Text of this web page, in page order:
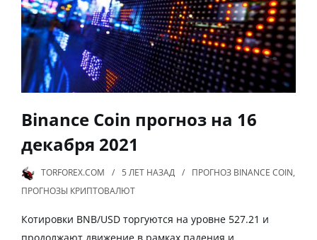
Binance Coin прогноз на 16
декабря 2021
TORFOREX.COM 5 ЛЕТ НАЗАД ПРОГНОЗ BINANCE COIN,
ПРОГНОЗЫ КРИПТОВАЛЮТ
Котировки BNB/USD торгуются на уровне 527.21 и